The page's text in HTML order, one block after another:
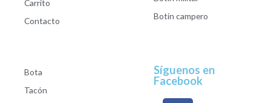
Carrito
Contacto
Botín campero
Bota
Tacón
Síguenos en
Facebook